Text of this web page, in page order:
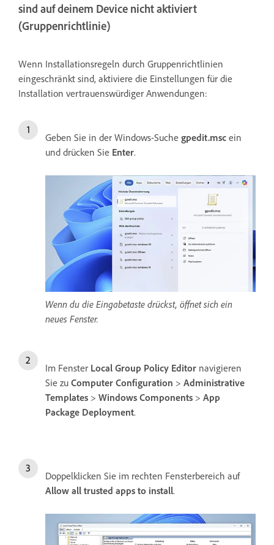
sind auf deinem Device nicht aktiviert
(Gruppenrichtlinie)
Wenn Installationsregeln durch Gruppenrichtlinien
eingeschränkt sind, aktiviere die Einstellungen für die
Installation vertrauenswürdiger Anwendungen:
Geben Sie in der Windows-Suche gpedit.msc ein
und drücken Sie Enter.
Wenn du die Eingabetaste drückst, öffnet sich ein
neues Fenster.
Im Fenster Local Group Policy Editor navigieren
Sie zu Computer Configuration > Administrative
Templates > Windows Components > App
Package Deployment.
Doppelklicken Sie im rechten Fensterbereich auf
Allow all trusted apps to install.